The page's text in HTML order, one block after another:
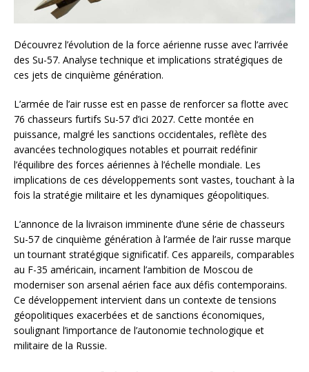
Découvrez l’évolution de la force aérienne russe avec l’arrivée
des Su-57. Analyse technique et implications stratégiques de
ces jets de cinquième génération.
L’armée de l’air russe est en passe de renforcer sa flotte avec
76 chasseurs furtifs Su-57 d’ici 2027. Cette montée en
puissance, malgré les sanctions occidentales, reflète des
avancées technologiques notables et pourrait redéfinir
l’équilibre des forces aériennes à l’échelle mondiale. Les
implications de ces développements sont vastes, touchant à la
fois la stratégie militaire et les dynamiques géopolitiques.
L’annonce de la livraison imminente d’une série de chasseurs
Su-57 de cinquième génération à l’armée de l’air russe marque
un tournant stratégique significatif. Ces appareils, comparables
au F-35 américain, incarnent l’ambition de Moscou de
moderniser son arsenal aérien face aux défis contemporains.
Ce développement intervient dans un contexte de tensions
géopolitiques exacerbées et de sanctions économiques,
soulignant l’importance de l’autonomie technologique et
militaire de la Russie.